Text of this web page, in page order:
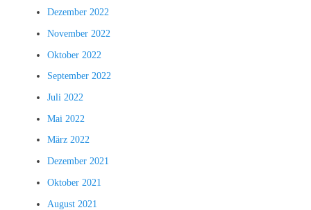
Dezember 2022
November 2022
Oktober 2022
September 2022
Juli 2022
Mai 2022
März 2022
Dezember 2021
Oktober 2021
August 2021